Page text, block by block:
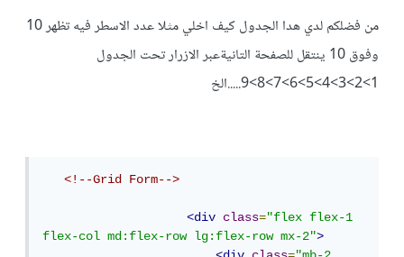
من فضلكم لدي هدا الجدول كيف اخلي مثلا عدد الاسطر فيه تظهر 10
وفوق 10 ينتقل للصفحة التانيةعبر الازرار تحت الجدول
1>2>3>4>5>6>7>8>9.....الخ
<!--Grid Form-->
<div class="flex flex-1
flex-col md:flex-row lg:flex-row mx-2">